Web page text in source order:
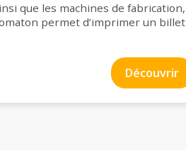
que les machines de fabrication,
permet d’imprimer un billet
Découvrir